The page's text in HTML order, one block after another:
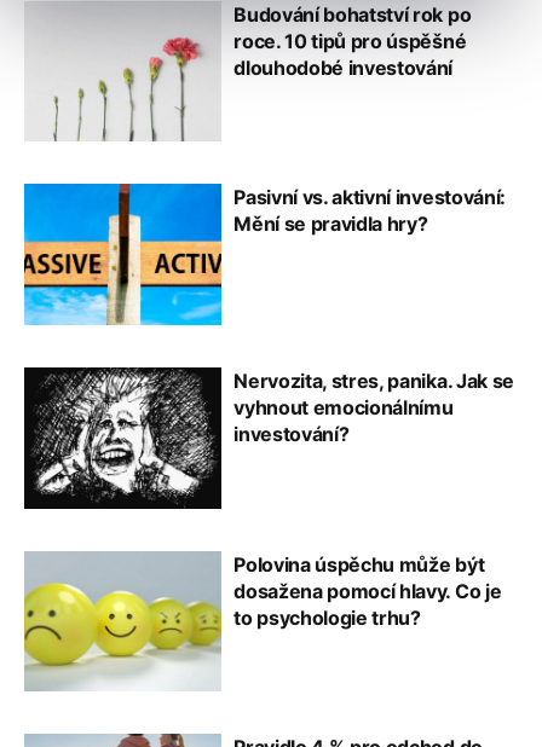
Budování bohatství rok po
roce. 10 tipů pro úspěšné
dlouhodobé investování
Pasivní vs. aktivní investování:
Mění se pravidla hry?
Nervozita, stres, panika. Jak se
vyhnout emocionálnímu
investování?
Polovina úspěchu může být
dosažena pomocí hlavy. Co je
to psychologie trhu?